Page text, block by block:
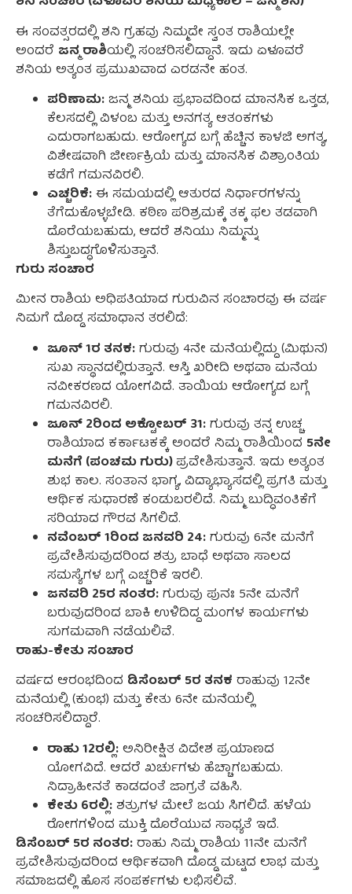
ಈ ಸಂವತ್ಸರದಲ್ಲಿ ಶನಿ ಗ್ರಹವು ನಿಮ್ಮದೇ ಸ್ವಂತ ರಾಶಿಯಲ್ಲೇ
ಅಂದರೆ ಜನ್ಮ ರಾಶಿಯಲ್ಲಿ ಸಂಚರಿಸಲಿದ್ದಾನೆ. ಇದು ಏಳೂವರೆ
ಶನಿಯ ಅತ್ಯಂತ ಪ್ರಮುಖವಾದ ಎರಡನೇ ಹಂತ.
ಪರಿಣಾಮ:ಜನ್ಮ ಶನಿಯ ಪ್ರಭಾವದಿಂದ ಮಾನಸಿಕ ಒತ್ತಡ,
ಕೆಲಸದಲ್ಲಿ ವಿಳಂಬ ಮತ್ತು ಅನಗತ್ಯ ಆತಂಕಗಳು
ಎದುರಾಗಬಹುದು. ಆರೋಗ್ಯದ ಬಗ್ಗೆ ಹೆಚ್ಚಿನ ಕಾಳಜಿ ಅಗತ್ಯ,
ವಿಶೇಷವಾಗಿ ಜೀರ್ಣಕ್ರಿಯೆ ಮತ್ತು ಮಾನಸಿಕ ವಿಶ್ರಾಂತಿಯ
ಕಡೆಗೆ ಗಮನವಿರಲಿ.
ಎಚ್ಚರಿಕೆ:ಈ ಸಮಯದಲ್ಲಿ ಆತುರದ ನಿರ್ಧಾರಗಳನ್ನು
ತೆಗೆದುಕೊಳ್ಳಬೇಡಿ. ಕಠಿಣ ಪರಿಶ್ರಮಕ್ಕೆ ತಕ್ಕ ಫಲ ತಡವಾಗಿ
ದೊರೆಯಬಹುದು, ಆದರೆ ಶನಿಯು ನಿಮ್ಮನ್ನು
ಶಿಸ್ತುಬದ್ಧಗೊಳಿಸುತ್ತಾನೆ.
ಗುರು ಸಂಚಾರ
ಮೀನ ರಾಶಿಯ ಅಧಿಪತಿಯಾದ ಗುರುವಿನ ಸಂಚಾರವು ಈ ವರ್ಷ
ನಿಮಗೆ ದೊಡ್ಡ ಸಮಾಧಾನ ತರಲಿದೆ:
ಜೂನ್ 1ರ ತನಕ:ಗುರುವು 4ನೇ ಮನೆಯಲ್ಲಿದ್ದು (ಮಿಥುನ)
ಸುಖ ಸ್ಥಾನದಲ್ಲಿರುತ್ತಾನೆ. ಆಸ್ತಿ ಖರೀದಿ ಅಥವಾ ಮನೆಯ
ನವೀಕರಣದ ಯೋಗವಿದೆ. ತಾಯಿಯ ಆರೋಗ್ಯದ ಬಗ್ಗೆ
ಗಮನವಿರಲಿ.
ಜೂನ್ 2ರಿಂದ ಅಕ್ಟೋಬರ್ 31:ಗುರುವು ತನ್ನ ಉಚ್ಚ
ರಾಶಿಯಾದ ಕರ್ಕಾಟಕಕ್ಕೆ ಅಂದರೆ ನಿಮ್ಮ ರಾಶಿಯಿಂದ 5ನೇ
ಮನೆಗೆ (ಪಂಚಮ ಗುರು)ಪ್ರವೇಶಿಸುತ್ತಾನೆ. ಇದು ಅತ್ಯಂತ
ಶುಭ ಕಾಲ. ಸಂತಾನ ಭಾಗ್ಯ, ವಿದ್ಯಾಭ್ಯಾಸದಲ್ಲಿ ಪ್ರಗತಿ ಮತ್ತು
ಆರ್ಥಿಕ ಸುಧಾರಣೆ ಕಂಡುಬರಲಿದೆ. ನಿಮ್ಮ ಬುದ್ಧಿವಂತಿಕೆಗೆ
ಸರಿಯಾದ ಗೌರವ ಸಿಗಲಿದೆ.
ನವೆಂಬರ್ 1ರಿಂದ ಜನವರಿ 24:ಗುರುವು 6ನೇ ಮನೆಗೆ
ಪ್ರವೇಶಿಸುವುದರಿಂದ ಶತ್ರು ಬಾಧೆ ಅಥವಾ ಸಾಲದ
ಸಮಸ್ಯೆಗಳ ಬಗ್ಗೆ ಎಚ್ಚರಿಕೆ ಇರಲಿ.
ಜನವರಿ 25ರ ನಂತರ:ಗುರುವು ಪುನಃ 5ನೇ ಮನೆಗೆ
ಬರುವುದರಿಂದ ಬಾಕಿ ಉಳಿದಿದ್ದ ಮಂಗಳ ಕಾರ್ಯಗಳು
ಸುಗಮವಾಗಿ ನಡೆಯಲಿವೆ.
ರಾಹು-ಕೇತು ಸಂಚಾರ
ವರ್ಷದ ಆರಂಭದಿಂದ ಡಿಸೆಂಬರ್ 5ರ ತನಕ ರಾಹುವು 12ನೇ
ಮನೆಯಲ್ಲಿ (ಕುಂಭ) ಮತ್ತು ಕೇತು 6ನೇ ಮನೆಯಲ್ಲಿ
ಸಂಚರಿಸಲಿದ್ದಾರೆ.
ರಾಹು 12ರಲ್ಲಿ:ಅನಿರೀಕ್ಷಿತ ವಿದೇಶ ಪ್ರಯಾಣದ
ಯೋಗವಿದೆ. ಆದರೆ ಖರ್ಚುಗಳು ಹೆಚ್ಚಾಗಬಹುದು.
ನಿದ್ರಾಹೀನತೆ ಕಾಡದಂತೆ ಜಾಗ್ರತೆ ವಹಿಸಿ.
ಕೇತು 6ರಲ್ಲಿ:ಶತ್ರುಗಳ ಮೇಲೆ ಜಯ ಸಿಗಲಿದೆ. ಹಳೆಯ
ರೋಗಗಳಿಂದ ಮುಕ್ತಿ ದೊರೆಯುವ ಸಾಧ್ಯತೆ ಇದೆ.
ಡಿಸೆಂಬರ್ 5ರ ನಂತರ:ರಾಹು ನಿಮ್ಮ ರಾಶಿಯ 11ನೇ ಮನೆಗೆ
ಪ್ರವೇಶಿಸುವುದರಿಂದ ಆರ್ಥಿಕವಾಗಿ ದೊಡ್ಡ ಮಟ್ಟದ ಲಾಭ ಮತ್ತು
ಸಮಾಜದಲ್ಲಿ ಹೊಸ ಸಂಪರ್ಕಗಳು ಲಭಿಸಲಿವೆ.